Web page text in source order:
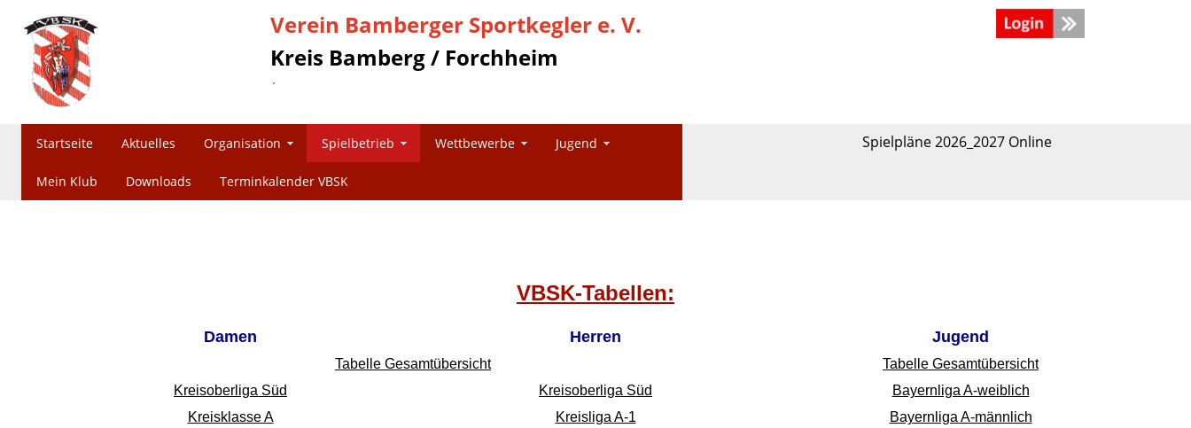
Verein Bamberger Sportkegler e. V.
Kreis Bamberg / Forchheim
´
Startseite Aktuelles Organisation Spielbetrieb Wettbewerbe Jugend
Mein Klub Downloads Terminkalender VBSK
Spielpläne 2026_2027 Online